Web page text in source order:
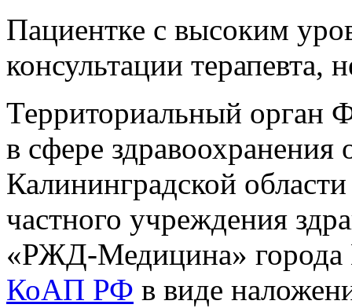
Пациентке с высоким
консультации терапевта,
Территориальный орган
в сфере
Калининградской
частного учреждения
«РЖД-Медицина» города
КоАП РФ в виде